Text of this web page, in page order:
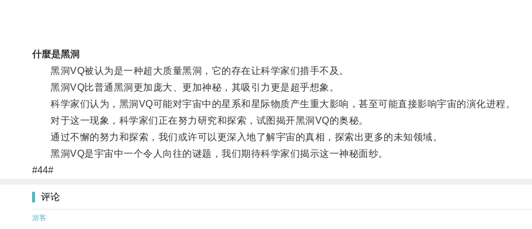
什麼是黑洞
黑洞VQ被认为是一种超大质量黑洞，它的存在让科学家们措手不及。
黑洞VQ比普通黑洞更加庞大、更加神秘，其吸引力更是超乎想象。
科学家们认为，黑洞VQ可能对宇宙中的星系和星际物质产生重大影响，甚至可能直接影响宇宙的演化进程。
对于这一现象，科学家们正在努力研究和探索，试图揭开黑洞VQ的奥秘。
通过不懈的努力和探索，我们或许可以更深入地了解宇宙的真相，探索出更多的未知领域。
黑洞VQ是宇宙中一个令人向往的谜题，我们期待科学家们揭示这一神秘面纱。
#44#
评论
游客